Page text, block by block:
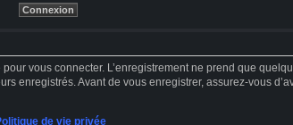
vous connecter. L’enregistrement ne prend que
enregistrés. Avant de vous enregistrer, assurez-vous
de vie privée